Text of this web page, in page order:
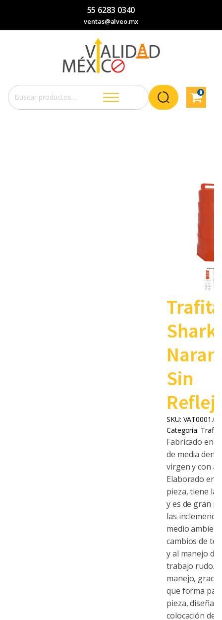
55 6283 0340
ventas@alveo.mx
Buscar
por:
0
Shark
Sin
SKU:
Categoría:
Fabricado en
de media
virgen y con
Elaborado en
pieza, tiene
y es de gran
las
medio
cambios de
y al manejo
trabajo rudo.
manejo,
que forma
pieza,
colocación de